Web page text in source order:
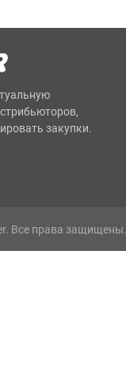
закупки.
Все права защищены.